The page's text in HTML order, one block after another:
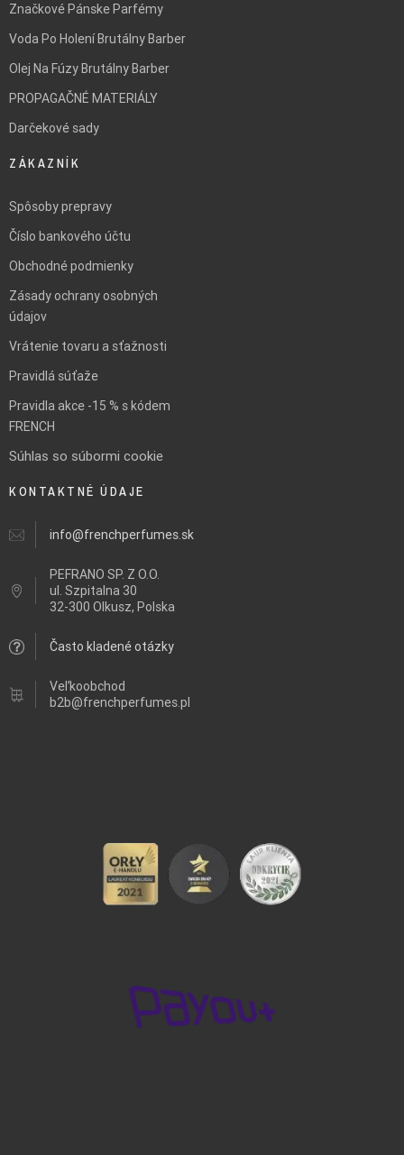
Značkové Pánske Parfémy
Voda Po Holení Brutálny Barber
Olej Na Fúzy Brutálny Barber
PROPAGAČNÉ MATERIÁLY
Darčekové sady
ZÁKAZNÍK
Spôsoby prepravy
Číslo bankového účtu
Obchodné podmienky
Zásady ochrany osobných
údajov
Vrátenie tovaru a sťažnosti
Pravidlá súťaže
Pravidla akce -15 % s kódem
FRENCH
Súhlas so súbormi cookie
KONTAKTNÉ ÚDAJE
info@frenchperfumes.sk
PEFRANO SP. Z O.O.
ul. Szpitalna 30
32-300 Olkusz, Polska
Často kladené otázky
Veľkoobchod
b2b@frenchperfumes.pl